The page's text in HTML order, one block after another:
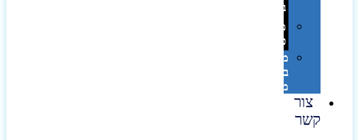
בלייזר
מהו
פנטון?
מיתוג
באמצעות
מדבקות
צור
קשר